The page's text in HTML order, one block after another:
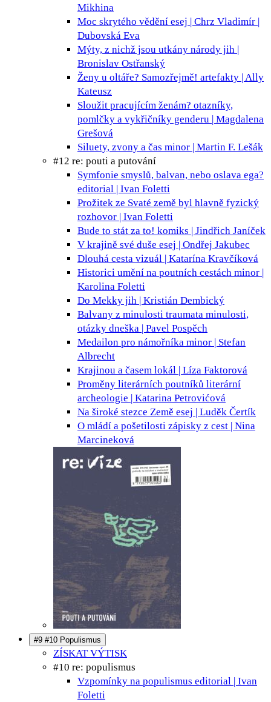
Mikhina
Moc skrytého vědění esej | Chrz Vladimír |
Dubovská Eva
Mýty, z nichž jsou utkány národy jih |
Bronislav Ostřanský
Ženy u oltáře? Samozřejmě! artefakty | Ally
Kateusz
Sloužit pracujícím ženám? otazníky,
pomlčky a vykřičníky genderu | Magdalena
Grešová
Siluety, zvony a čas minor | Martin F. Lešák
#12 re: pouti a putování
Symfonie smyslů, balvan, nebo oslava ega?
editorial | Ivan Foletti
Prožitek ze Svaté země byl hlavně fyzický
rozhovor | Ivan Foletti
Bude to stát za to! komiks | Jindřich Janíček
V krajině své duše esej | Ondřej Jakubec
Dlouhá cesta vizuál | Katarína Kravčíková
Historici umění na poutních cestách minor |
Karolina Foletti
Do Mekky jih | Kristián Dembický
Balvany z minulosti traumata minulosti,
otázky dneška | Pavel Pospěch
Medailon pro námořníka minor | Stefan
Albrecht
Krajinou a časem lokál | Líza Faktorová
Proměny literárních poutníků literární
archeologie | Katarina Petrovićová
Na široké stezce Země esej | Luděk Čertík
O mládí a pošetilosti zápisky z cest | Nina
Marcineková
#9 #10 Populismus
ZÍSKAT VÝTISK
#10 re: populismus
Vzpomínky na populismus editorial | Ivan
Foletti